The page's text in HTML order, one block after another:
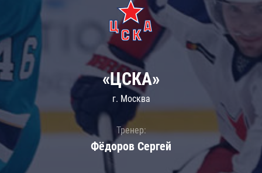
«ЦСКА»
г. Москва
Тренер:
Фёдоров Сергей